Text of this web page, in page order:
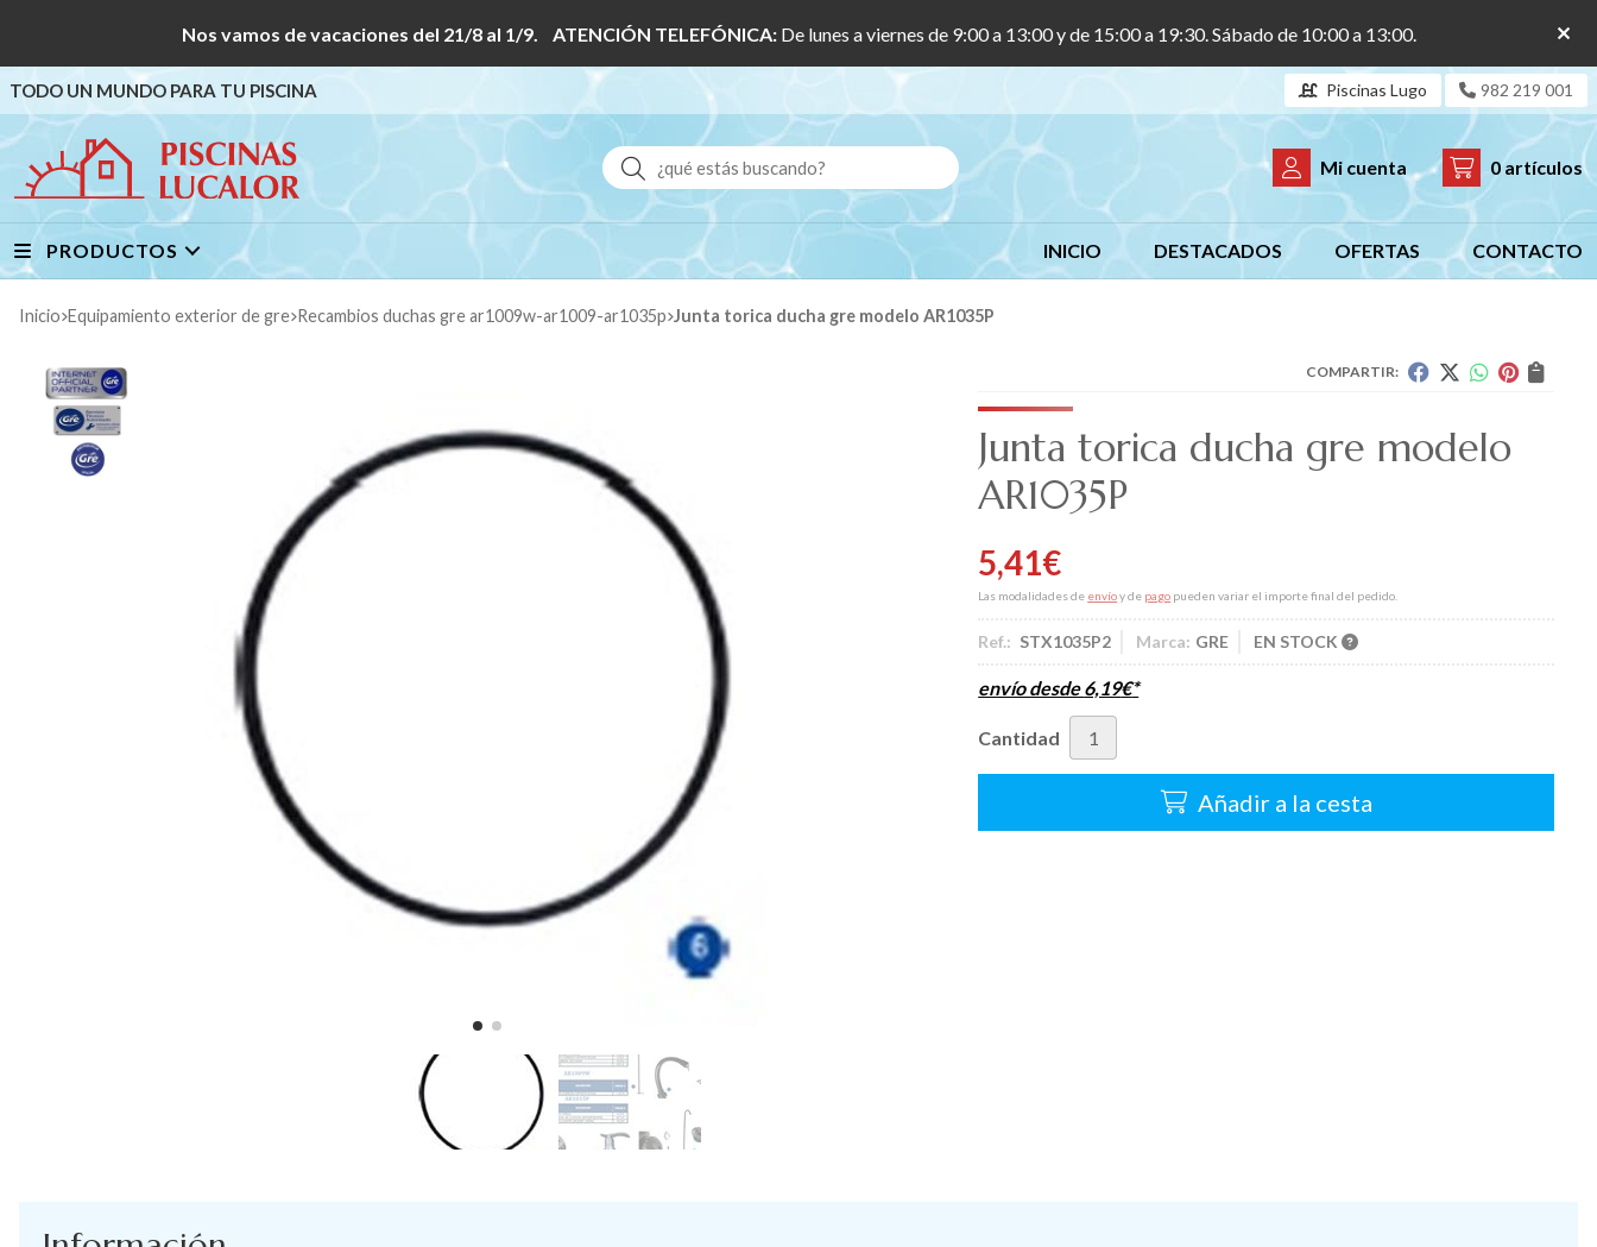
Nos vamos de vacaciones del 21/8 al 1/9. ATENCIÓN TELEFÓNICA: De lunes a viernes de 9:00 a 13:00 y de 15:00 a 19:30. Sábado de 10:00 a 13:00.
TODO UN MUNDO PARA TU PISCINA Piscinas Lugo 982 219 001
Buscar Mi cuenta 0 artículos
PRODUCTOS INICIO DESTACADOS OFERTAS CONTACTO
Inicio equipamiento exterior de gre recambios duchas gre ar1009w-ar1009-ar1035p Junta torica ducha gre modelo AR1035P
COMPARTIR:
Junta torica ducha gre modelo
AR1035P
5,41€
Las modalidades de envíoy de pago pueden variar el importe final del pedido.
Ref.: STX1035P2 Marca: GRE EN STOCK
envío desde6,19€*
Cantidad
Añadir a la cesta